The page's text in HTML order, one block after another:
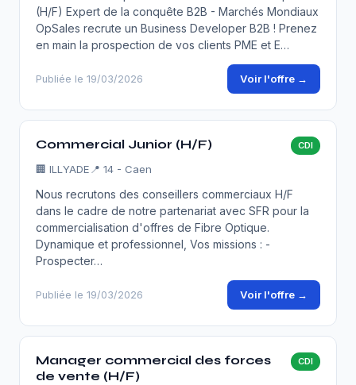
(H/F) Expert de la conquête B2B - Marchés Mondiaux
OpSales recrute un Business Developer B2B ! Prenez
en main la prospection de vos clients PME et E…
Publiée le 19/03/2026 Voir l'offre →
Commercial Junior (H/F) CDI
🏢 ILLYADE 📍 14 - Caen
Nous recrutons des conseillers commerciaux H/F
dans le cadre de notre partenariat avec SFR pour la
commercialisation d'offres de Fibre Optique.
Dynamique et professionnel, Vos missions : -
Prospecter…
Publiée le 19/03/2026 Voir l'offre →
Manager commercial des forces
de vente (H/F)
CDI